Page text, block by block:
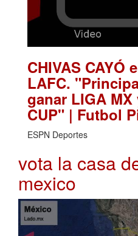
CHIVAS CAYÓ
LAFC.
ganar LIGA MX
CUP" | Futbol
ESPN Deportes
vota la casa
mexico